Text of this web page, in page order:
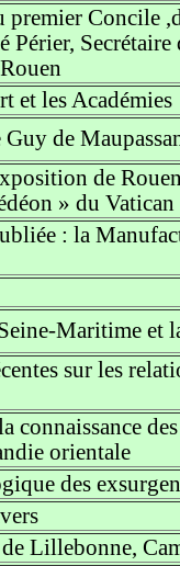
premier Concile
Périer,
et les Académies
Guy de
de
» du Vatican
: la
Maritime et
sur les
connaissance
orientale
des
Lillebonne,